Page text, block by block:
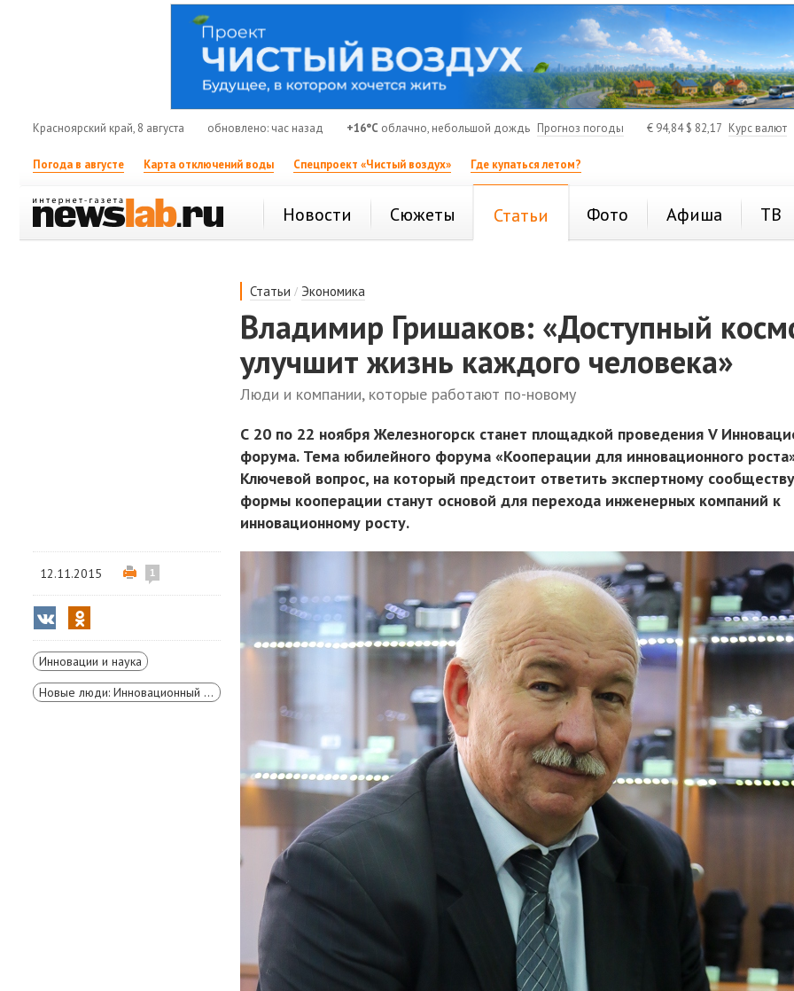
Красноярский край, 8 августа обновлено: час назад +16°C облачно, небольшой дождь Прогноз погоды € 94,84$ 82,17 Курс валют
Погода в августе Карта отключений воды Спецпроект «Чистый воздух» Где купаться летом?
Новости Сюжеты Статьи Фото Афиша ТВ
Статьи / Экономика
Владимир Гришаков: «Доступный
улучшит жизнь каждого человека»
Люди и компании, которые работают по-новому
С 20 по 22 ноября Железногорск станет площадкой проведения V
форума. Тема юбилейного форума «Кооперации для инновационного
Ключевой вопрос, на который предстоит ответить экспертному
формы кооперации станут основой для перехода инженерных компаний к
инновационному росту.
12.11.2015 1
Инновации и наука
Новые люди: Инновационный форум в Железногорске